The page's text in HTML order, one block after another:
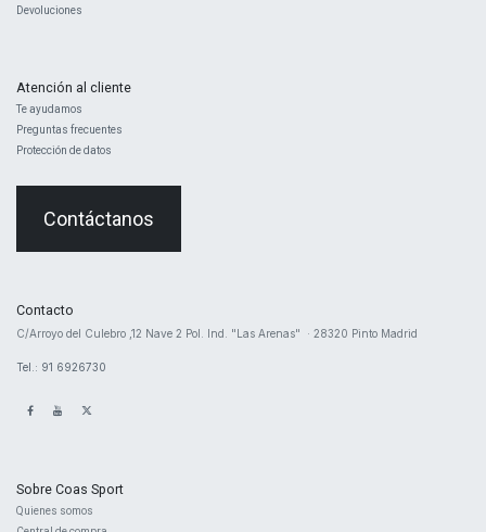
Devoluciones
Atención al cliente
Te ayudamos
Preguntas frecuentes
Protección de datos
Contáctanos
Contacto
​C/Arroyo del Culebro ,12 Nave 2 ​Pol. Ind. "Las Arenas" · 28320 Pinto Madrid
Tel.: 91 6926730
Sobre Coas Sport
Quienes ​somos